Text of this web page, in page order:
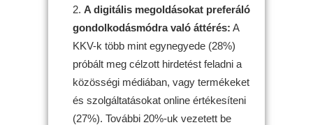
A digitális megoldásokat preferáló
gondolkodásmódra való áttérés: A
KKV-k több mint egynegyede (28%)
próbált meg célzott hirdetést feladni a
közösségi médiában, vagy termékeket
és szolgáltatásokat online értékesíteni
(27%). További 20%-uk vezetett be